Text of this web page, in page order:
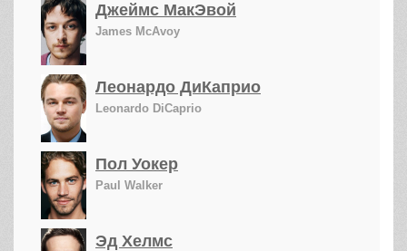
Джеймс МакЭвой
James McAvoy
Леонардо ДиКаприо
Leonardo DiCaprio
Пол Уокер
Paul Walker
Эд Хелмс